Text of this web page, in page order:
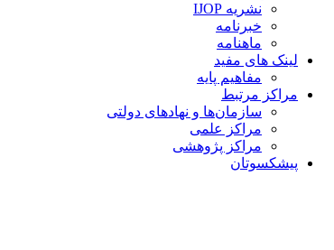
نشریه IJOP
خبرنامه
ماهنامه
لینک های مفید
مفاهیم پایه
مراکز مرتبط
سازمان‌ها و نهادهای دولتی
مراکز علمی
مراکز پژوهشی
پیشکسوتان